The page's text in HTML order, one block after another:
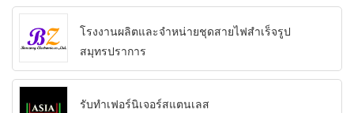
โรงงานผลิตและจำหน่ายชุดสายไฟสำเร็จรูป
สมุทรปราการ
รับทําเฟอร์นิเจอร์สแตนเลส